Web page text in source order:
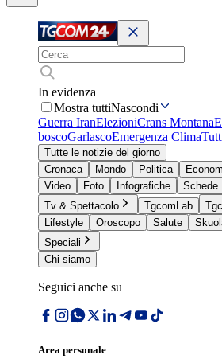
In evidenza
Mostra tuttiNascondi
Guerra IranElezioniCrans Montana
boscoGarlascoEmergenza Clima
Tutte le notizie del giorno
Cronaca
Mondo Politica
Video
Foto Infografiche
Schede
Tv & Spettacolo
TgcomLab
Lifestyle
Oroscopo Salute
Speciali
Chi siamo
Seguici anche su
Area personale